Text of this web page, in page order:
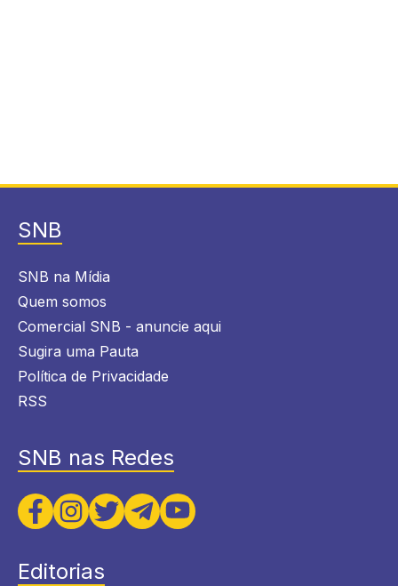
SNB
SNB na Mídia
Quem somos
Comercial SNB - anuncie aqui
Sugira uma Pauta
Política de Privacidade
RSS
SNB nas Redes
Editorias